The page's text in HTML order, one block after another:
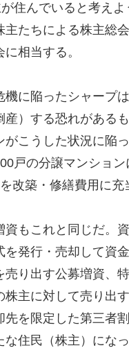
住んでいると考え
主たちによる株主総
相当する。
に陥ったシャープ
）する恐れがある
こうした状況に陥
戸の分譲マンショ
改築・修繕費用に充
もこれと同じだ。
発行・売却して資
り出す公募増資、
主に対して売り出
を限定した第三者
住民（株主）にな